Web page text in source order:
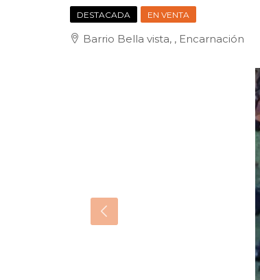
DESTACADA EN VENTA
Barrio Bella vista, , Encarnación